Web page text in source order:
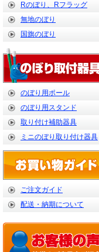
Rのぼり、Rフラッグ
無地のぼり
国旗のぼり
のぼり用ポール
のぼり用スタンド
取り付け補助器具
ミニのぼり取り付け器具
ご注文ガイド
配送・納期について